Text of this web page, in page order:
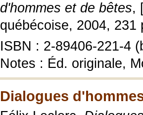
d'hommes et de bêtes,
québécoise, 2004, 231
ISBN : 2-89406-221-4
Notes : Éd. originale,
Dialogues